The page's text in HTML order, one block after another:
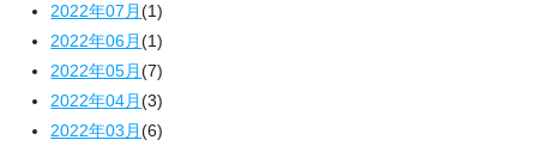
2022年07月(1)
2022年06月(1)
2022年05月(7)
2022年04月(3)
2022年03月(6)